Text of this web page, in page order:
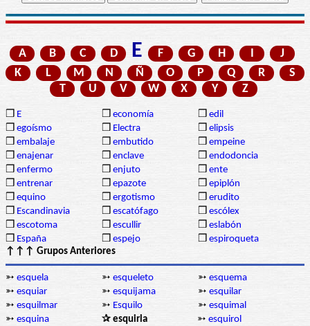
A B C D E F G H I
J
K
L M N Ñ O P Q R
S
T
U V W X Y Z
❒ E ❒ economía ❒ edil
❒ egoísmo ❒ Electra ❒ elipsis
❒ embalaje ❒ embutido ❒ empeine
❒ enajenar ❒ enclave ❒ endodoncia
❒ enfermo ❒ enjuto ❒ ente
❒ entrenar ❒ epazote ❒ epiplón
❒ equino ❒ ergotismo ❒ erudito
❒ Escandinavia ❒ escatófago ❒ escólex
❒ escotoma ❒ escullir ❒ eslabón
❒ España ❒ espejo ❒ espiroqueta
↑↑↑ Grupos Anteriores
➳ esquela ➳ esqueleto ➳ esquema
➳ esquiar ➳ esquijama ➳ esquilar
➳ esquilmar ➳ Esquilo ➳ esquimal
➳ esquina ✰ esquirla ➳ esquirol